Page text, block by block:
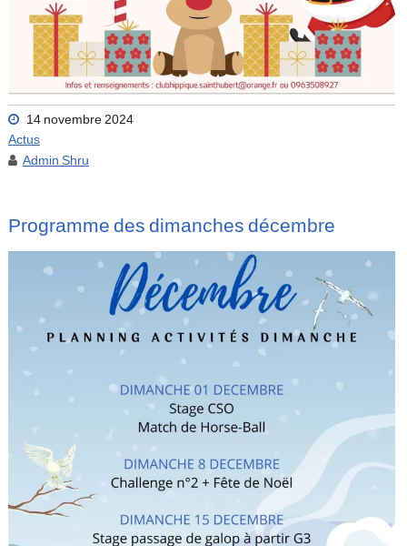
14 novembre 2024
Actus
Admin Shru
Programme des dimanches décembre